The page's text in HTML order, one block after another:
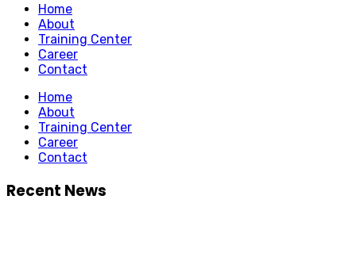
Home
About
Training Center
Career
Contact
Home
About
Training Center
Career
Contact
Recent News